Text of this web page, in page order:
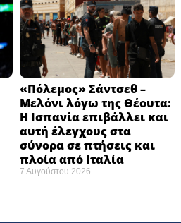
«Πόλεμος» Σάντσεθ –
Μελόνι λόγω της Θέουτα:
Η Ισπανία επιβάλλει και
αυτή έλεγχους στα
σύνορα σε πτήσεις και
πλοία από Ιταλία
7 Αυγούστου 2026